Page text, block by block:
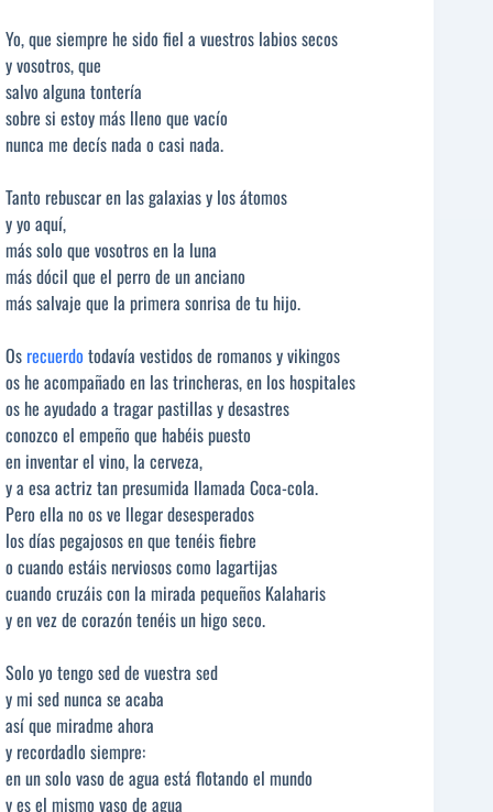
Yo, que siempre he sido fiel a vuestros labios secos
y vosotros, que
salvo alguna tontería
sobre si estoy más lleno que vacío
nunca me decís nada o casi nada.
Tanto rebuscar en las galaxias y los átomos
y yo aquí,
más solo que vosotros en la luna
más dócil que el perro de un anciano
más salvaje que la primera sonrisa de tu hijo.
Os recuerdo todavía vestidos de romanos y vikingos
os he acompañado en las trincheras, en los hospitales
os he ayudado a tragar pastillas y desastres
conozco el empeño que habéis puesto
en inventar el vino, la cerveza,
y a esa actriz tan presumida llamada Coca-cola.
Pero ella no os ve llegar desesperados
los días pegajosos en que tenéis fiebre
o cuando estáis nerviosos como lagartijas
cuando cruzáis con la mirada pequeños Kalaharis
y en vez de corazón tenéis un higo seco.
Solo yo tengo sed de vuestra sed
y mi sed nunca se acaba
así que miradme ahora
y recordadlo siempre:
en un solo vaso de agua está flotando el mundo
y es el mismo vaso de agua